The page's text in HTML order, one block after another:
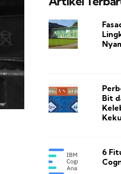
Bit
6